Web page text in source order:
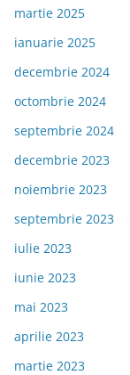
martie 2025
ianuarie 2025
decembrie 2024
octombrie 2024
septembrie 2024
decembrie 2023
noiembrie 2023
septembrie 2023
iulie 2023
iunie 2023
mai 2023
aprilie 2023
martie 2023